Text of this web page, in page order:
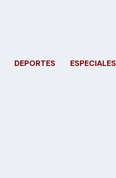
DEPORTES ESPECIALES